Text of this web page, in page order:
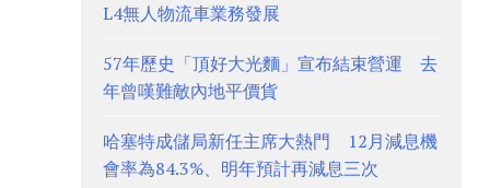
L4無人物流車業務發展
57年歷史「頂好大光麵」宣布結束營運 去
年曾嘆難敵內地平價貨
哈塞特成儲局新任主席大熱門 12月減息機
會率為84.3%、明年預計再減息三次